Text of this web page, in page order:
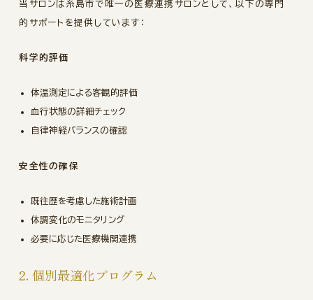
当サロンは糸島市で唯一の医療連携サロンとして、以下の専門
的サポートを提供しています：
科学的評価
体温測定による客観的評価
血行状態の詳細チェック
自律神経バランスの確認
安全性の確保
既往歴を考慮した施術計画
体調変化のモニタリング
必要に応じた医療機関連携
2. 個別最適化プログラム